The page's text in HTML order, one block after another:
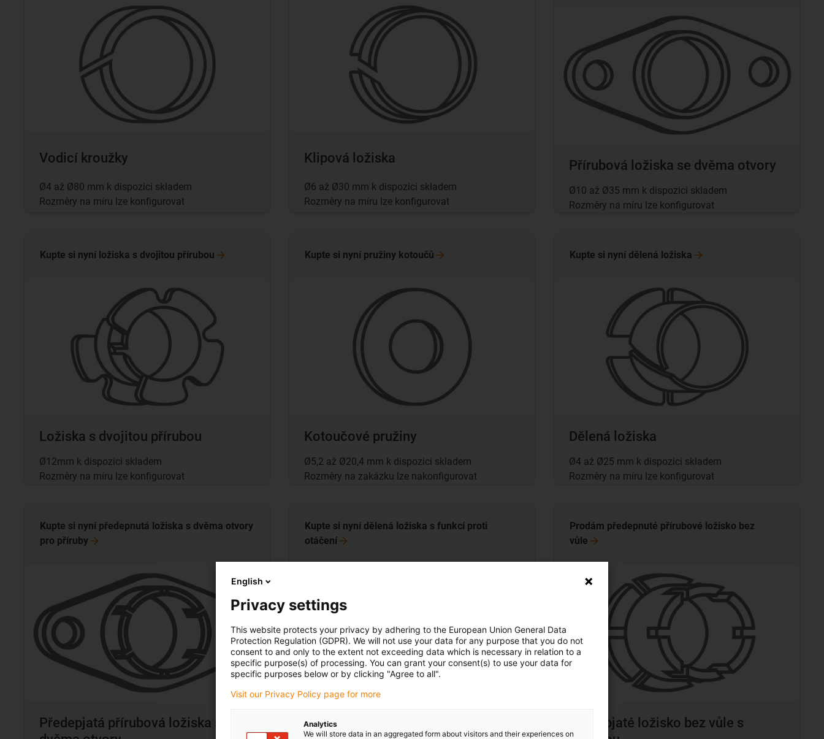
Vodicí kroužky
Ø4 až Ø80 mm k dispozici skladem
Rozměry na míru lze konfigurovat
Klipová ložiska
Ø6 až Ø30 mm k dispozici skladem
Rozměry na míru lze konfigurovat
Přírubová ložiska se dvěma otvory
Ø10 až Ø35 mm k dispozici skladem
Rozměry na míru lze konfigurovat
Ložiska s dvojitou přírubou
Ø12mm k dispozici skladem
Rozměry na míru lze konfigurovat
Kupte si nyní ložiska s dvojitou přírubou
Kotoučové pružiny
Ø5,2 až Ø20,4 mm k dispozici skladem
Rozměry na zakázku lze nakonfigurovat
Kupte si nyní pružiny kotoučů
Dělená ložiska
Ø4 až Ø25 mm k dispozici skladem
Rozměry na míru lze konfigurovat
Kupte si nyní dělená ložiska
Předepjatá přírubová ložiska se
Kupte si nyní předepnutá ložiska s dvěma otvory
pro příruby
Dělená ložiska s ochranou proti
Kupte si nyní dělená ložiska s funkcí proti
otáčení
Předepjaté ložisko bez vůle s
Prodám předepnuté přírubové ložisko bez
vůle
English
Privacy settings
This website protects your privacy by adhering to the European Union General Data
Protection Regulation (GDPR). We will not use your data for any purpose that you do not
consent to and only to the extent not exceeding data which is necessary in relation to a
specific purpose(s) of processing. You can grant your consent(s) to use your data for
specific purposes below or by clicking "Agree to all".
Visit our Privacy Policy page for more
Analytics
We will store data in an aggregated form about visitors and their experiences on